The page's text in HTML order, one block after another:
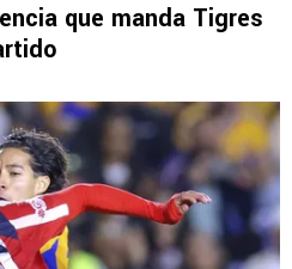
que manda Tigres